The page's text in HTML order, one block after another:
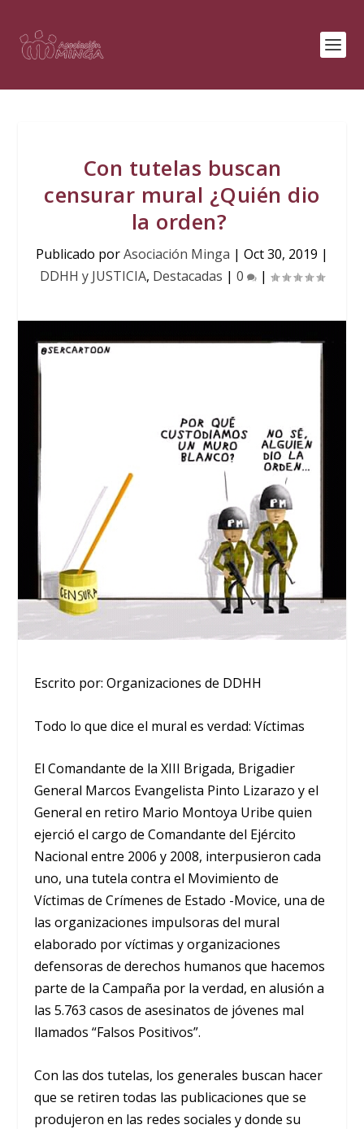
Con tutelas buscan
censurar mural ¿Quién dio
la orden?
Publicado porAsociación Minga | Oct 30, 2019 |
DDHH y JUSTICIA, Destacadas | 0 |
Escrito por: Organizaciones de DDHH
Todo lo que dice el mural es verdad: Víctimas
El Comandante de la XIII Brigada, Brigadier
General Marcos Evangelista Pinto Lizarazo y el
General en retiro Mario Montoya Uribe quien
ejerció el cargo de Comandante del Ejército
Nacional entre 2006 y 2008, interpusieron cada
uno, una tutela contra el Movimiento de
Víctimas de Crímenes de Estado -Movice, una de
las organizaciones impulsoras del mural
elaborado por víctimas y organizaciones
defensoras de derechos humanos que hacemos
parte de la Campaña por la verdad, en alusión a
las 5.763 casos de asesinatos de jóvenes mal
llamados “Falsos Positivos”.
Con las dos tutelas, los generales buscan hacer
que se retiren todas las publicaciones que se
produjeron en las redes sociales y donde su